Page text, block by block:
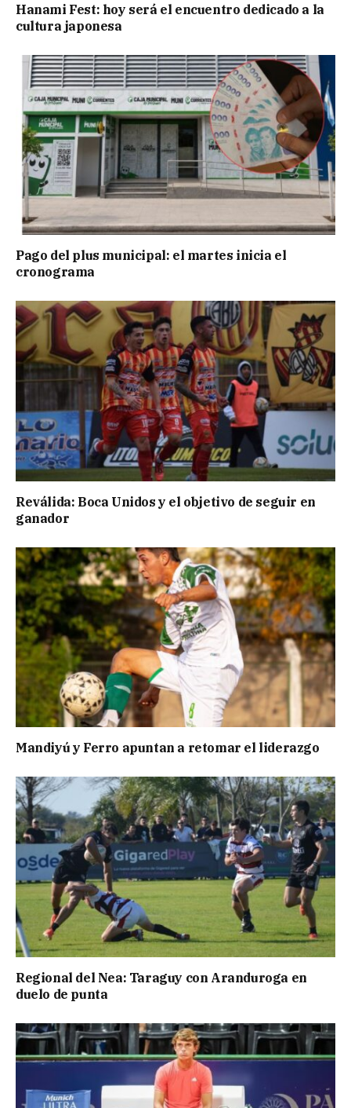
Hanami Fest: hoy será el encuentro dedicado a la
cultura japonesa
Pago del plus municipal: el martes inicia el
cronograma
Reválida: Boca Unidos y el objetivo de seguir en
ganador
Mandiyú y Ferro apuntan a retomar el liderazgo
Regional del Nea: Taraguy con Aranduroga en
duelo de punta